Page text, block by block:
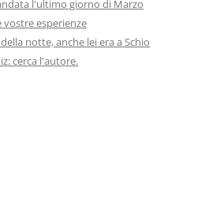
l'ultimo giorno di Marzo
vostre esperienze
notte, anche lei era a Schio
cerca l'autore.